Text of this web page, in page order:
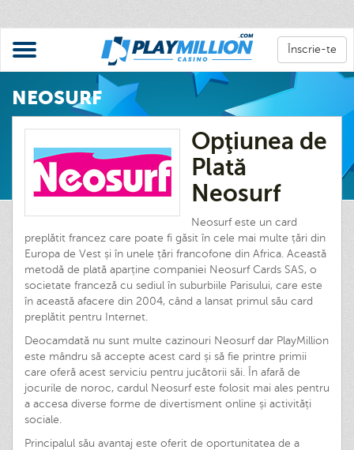
Înscrie-te
NEOSURF
Opţiunea de
Plată
Neosurf
Neosurf este un card
preplătit francez care poate fi găsit în cele mai multe țări din
Europa de Vest și în unele țări francofone din Africa. Această
metodă de plată aparține companiei Neosurf Cards SAS, o
societate franceză cu sediul în suburbiile Parisului, care este
în această afacere din 2004, când a lansat primul său card
preplătit pentru Internet.
Deocamdată nu sunt multe cazinouri Neosurf dar PlayMillion
este mândru să accepte acest card și să fie printre primii
care oferă acest serviciu pentru jucătorii săi. În afară de
jocurile de noroc, cardul Neosurf este folosit mai ales pentru
a accesa diverse forme de divertisment online și activități
sociale.
Principalul său avantaj este oferit de oportunitatea de a